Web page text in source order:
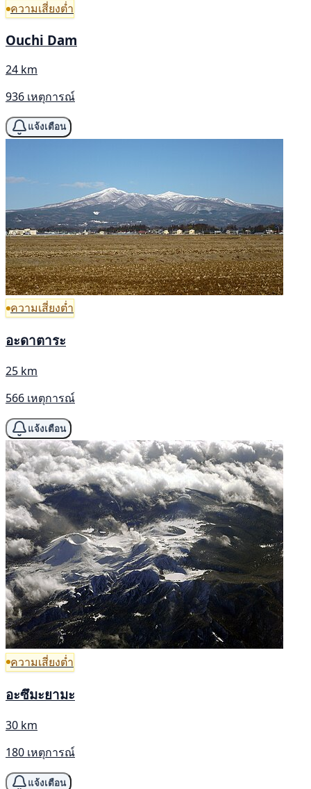
ความเสี่ยงต่ำ
Ouchi Dam
24 km
936 เหตุการณ์
แจ้งเตือน
ความเสี่ยงต่ำ
อะดาตาระ
25 km
566 เหตุการณ์
แจ้งเตือน
ความเสี่ยงต่ำ
อะซึมะยามะ
30 km
180 เหตุการณ์
แจ้งเตือน